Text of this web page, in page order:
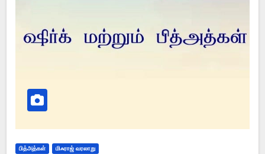
பித்அத்கள் மிஃராஜ் வரலாறு